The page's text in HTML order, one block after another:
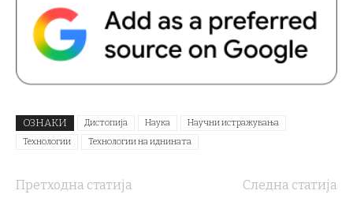
ОЗНАКИ Дистопија Наука
Научни истражувања
Технологии
Технологии на иднината
Претходна статија
Следна статија